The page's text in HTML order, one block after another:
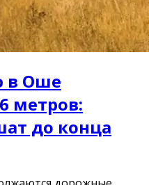
в Оше
метров:
до конца